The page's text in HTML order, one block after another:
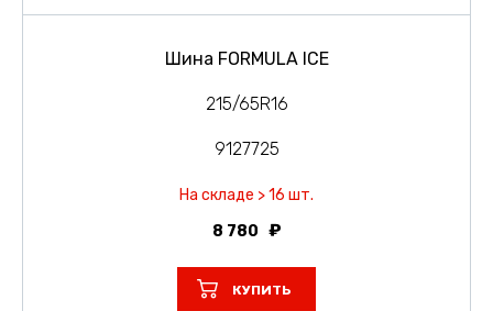
Шина FORMULA ICE
215/65R16
9127725
На складе > 16 шт.
8 780
КУПИТЬ